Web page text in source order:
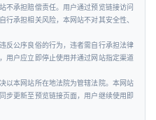
不承担赔偿责任。用户通过预览链接访问
行承担相关风险，本网站不对其安全性、
反公序良俗的行为，违者需自行承担法律
用户应立即停止使用并通过网站指定渠道
以本网站所在地法院为管辖法院。本网站
步更新至预览链接页面，用户继续使用即